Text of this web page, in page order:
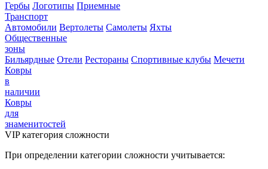
Гербы Логотипы Приемные
Транспорт
Автомобили Вертолеты Самолеты Яхты
Общественные
зоны
Бильярдные Отели Рестораны Спортивные клубы Мечети
Ковры
в
наличии
Ковры
для
знаменитостей
VIP категория сложности
При определении категории сложности учитывается: